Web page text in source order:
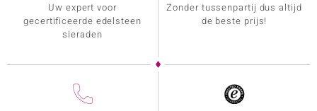
Uw expert voor
gecertificeerde edelsteen
sieraden
Zonder tussenpartij dus altijd
de beste prijs!